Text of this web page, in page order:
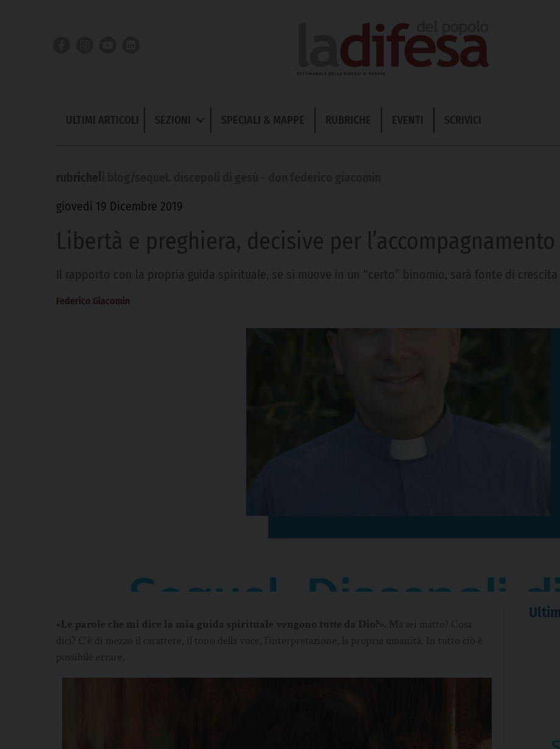
ULTIMI ARTICOLI SEZIONI
Apri
Menu
SPECIALI & MAPPE RUBRICHE EVENTI SCRIVICI
giovedì 19 Dicembre 2019
Libertà e preghiera, decisive per l’accompagnamento
Il rapporto con la propria guida spirituale, se si muove in un “certo” binomio, sarà fonte di
Federico Giacomin
«Le parole che mi dice la mia guida spirituale vengono tutte da Dio?». Ma sei matto? Cosa
dici? C’è di mezzo il carattere, il tono della voce, l’interpretazione, la propria umanità. In tutto ciò è
possibile errare.